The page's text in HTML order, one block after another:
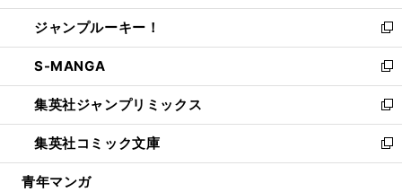
開
く
ウ
で
開
く
ン
ド
ウ
で
開
く
ウ
ィ
ン
ド
ウ
で
開
く
し
い
ウ
ィ
ン
ド
ウ
で
開
ジャンプルーキー！
新
し
い
ウ
ィ
ン
ド
ウ
S-MANGA
新
し
い
ウ
ィ
ン
集英社ジャンプリミックス
新
し
い
ウ
集英社コミック文庫
新
し
青年マンガ